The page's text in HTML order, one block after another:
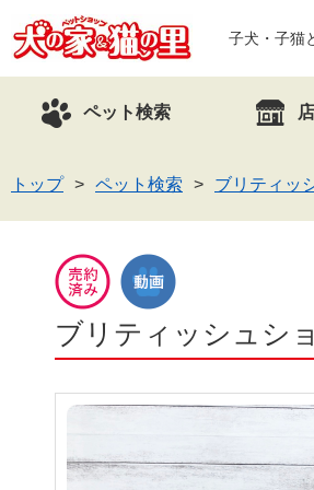
子犬・子猫
ペット検索
トップ ペット検索 ブリティッ
ブリティッシュシ